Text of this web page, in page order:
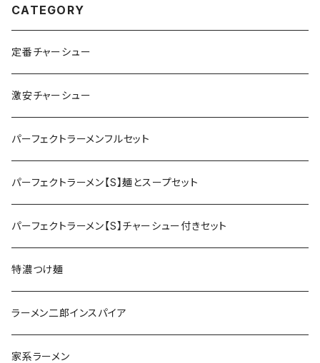
CATEGORY
定番チャーシュー
激安チャーシュー
パーフェクトラーメンフルセット
パーフェクトラーメン【S】麺とスープセット
パーフェクトラーメン【S】チャーシュー付きセット
特濃つけ麺
ラーメン二郎インスパイア
家系ラーメン